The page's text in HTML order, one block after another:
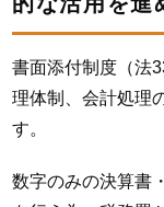
書面添付制度（法
理体制、会計処理
す。
数字のみの決算書